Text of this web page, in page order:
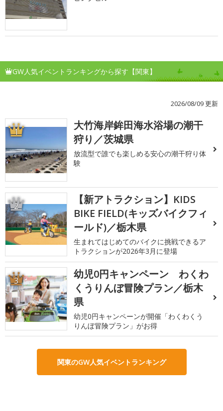
GW人気イベントランキングから探す【関東】
2026/08/09 更新
1
大竹海岸鉾田海水浴場の潮干
狩り／茨城県
放流型で誰でも楽しめる安心の潮干狩り体
験
2
【新アトラクション】KIDS
BIKE FIELD(キッズバイクフィ
ールド)／栃木県
生まれてはじめてのバイクに挑戦できるア
トラクションが2026年3月に登場
3
幼児0円キャンペーン わくわ
くうりんぼ冒険プラン／栃木
県
幼児0円キャンペーンが開催「わくわくう
りんぼ冒険プラン」がお得
関東のGW人気イベントランキング